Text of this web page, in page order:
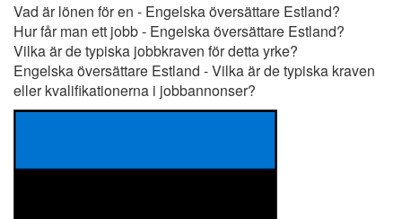
Vad är lönen för en - Engelska översättare Estland?
Hur får man ett jobb - Engelska översättare Estland?
Vilka är de typiska jobbkraven för detta yrke?
Engelska översättare Estland - Vilka är de typiska kraven
eller kvalifikationerna i jobbannonser?